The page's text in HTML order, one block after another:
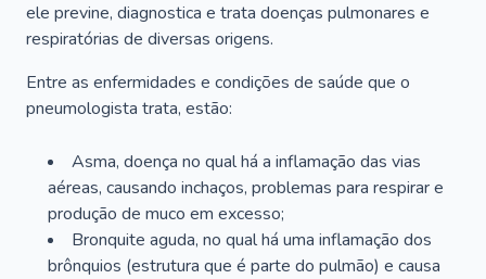
ele previne, diagnostica e trata doenças pulmonares e
respiratórias de diversas origens.
Entre as enfermidades e condições de saúde que o
pneumologista trata, estão:
Asma, doença no qual há a inflamação das vias
aéreas, causando inchaços, problemas para respirar e
produção de muco em excesso;
Bronquite aguda, no qual há uma inflamação dos
brônquios (estrutura que é parte do pulmão) e causa